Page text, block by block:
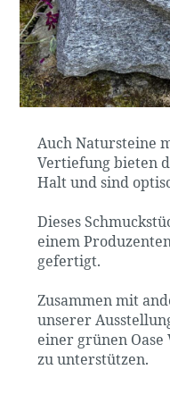
Auch Natursteine
Vertiefung bieten
Halt und sind
Dieses
einem
gefertigt.
Zusammen mit
unserer
einer grünen
zu unterstützen.